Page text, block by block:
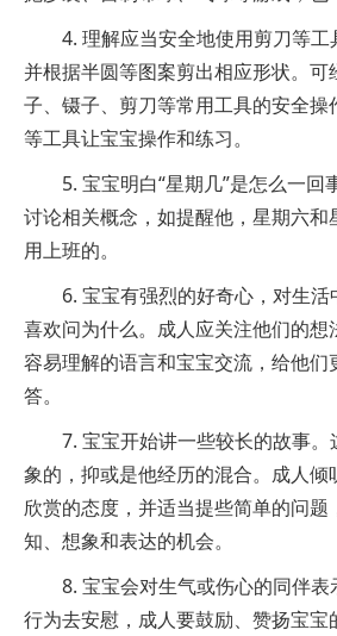
4. 理解应当安全地使用剪刀等工
并根据半圆等图案剪出相应形状。可
子、镊子、剪刀等常用工具的安全操
等工具让宝宝操作和练习。
5. 宝宝明白“星期几”是怎么一回
讨论相关概念，如提醒他，星期六和
用上班的。
6. 宝宝有强烈的好奇心，对生
喜欢问为什么。成人应关注他们的想
容易理解的语言和宝宝交流，给他们
答。
7. 宝宝开始讲一些较长的故事
象的，抑或是他经历的混合。成人倾
欣赏的态度，并适当提些简单的问题
知、想象和表达的机会。
8. 宝宝会对生气或伤心的同伴
行为去安慰，成人要鼓励、赞扬宝宝